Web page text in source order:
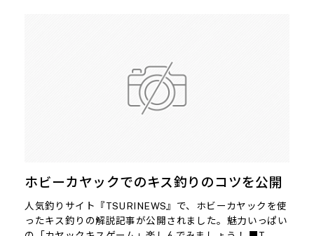
ホビーカヤックでのキス釣りのコツを公開
人気釣りサイト『TSURINEWS』で、ホビーカヤックを使
ったキス釣りの解説記事が公開されました。魅力いっぱい